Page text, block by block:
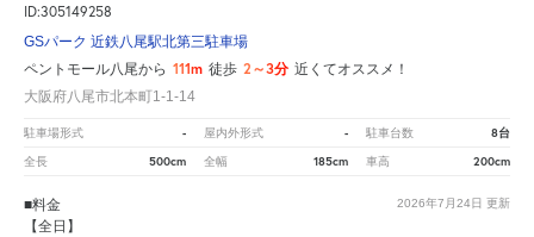
ID:305149258
GSパーク 近鉄八尾駅北第三駐車場
ペントモール八尾から 111m 徒歩 2～3分 近くてオススメ！
大阪府八尾市北本町1-1-14
駐車場形式 - 屋内外形式 - 駐車台数 8台
全長 500cm 全幅 185cm 車高 200cm
2026年7月24日 更新
■料金
【全日】